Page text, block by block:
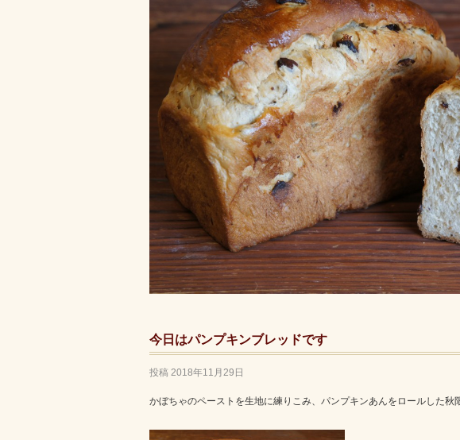
今日はパンプキンブレッドです
投稿 2018年11月29日
かぼちゃのペーストを生地に練りこみ、パンプキンあんをロールした秋